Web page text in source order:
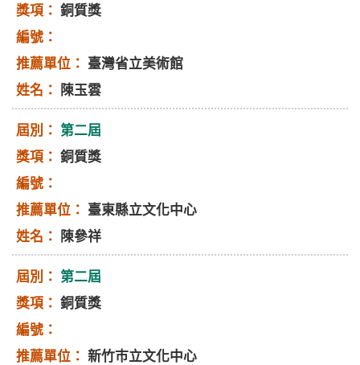
銅質獎
臺灣省立美術館
陳玉雲
第二屆
銅質獎
臺東縣立文化中心
陳參祥
第二屆
銅質獎
新竹巿立文化中心